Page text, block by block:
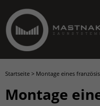
Startseite > Montage eines
Montage